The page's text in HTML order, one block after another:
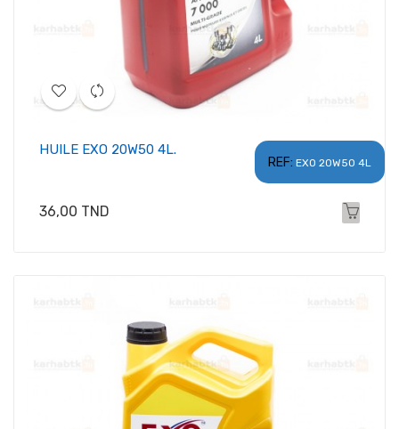
REF: EXO 20W50 4L
HUILE EXO 20W50 4L.
Prix
36,00 TND